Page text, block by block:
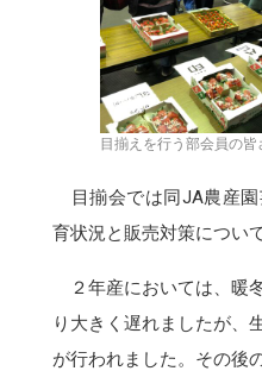
目揃えを行う部会員の皆
目揃会では同JA農産
育状況と販売対策につい
２年産においては、暖
り大きく遅れましたが、
が行われました。その後